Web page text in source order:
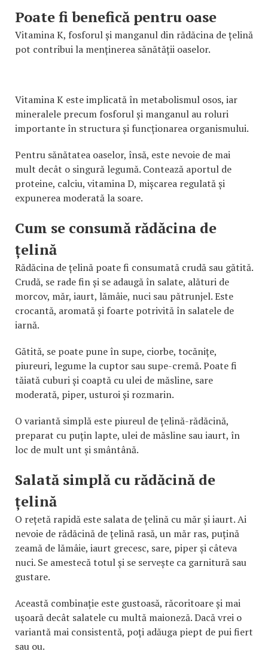
Poate fi benefică pentru oase
Vitamina K, fosforul și manganul din rădăcina de țelină
pot contribui la menținerea sănătății oaselor.
Vitamina K este implicată în metabolismul osos, iar
mineralele precum fosforul și manganul au roluri
importante în structura și funcționarea organismului.
Pentru sănătatea oaselor, însă, este nevoie de mai
mult decât o singură legumă. Contează aportul de
proteine, calciu, vitamina D, mișcarea regulată și
expunerea moderată la soare.
Cum se consumă rădăcina de
țelină
Rădăcina de țelină poate fi consumată crudă sau gătită.
Crudă, se rade fin și se adaugă în salate, alături de
morcov, măr, iaurt, lămâie, nuci sau pătrunjel. Este
crocantă, aromată și foarte potrivită în salatele de
iarnă.
Gătită, se poate pune în supe, ciorbe, tocănițe,
piureuri, legume la cuptor sau supe-cremă. Poate fi
tăiată cuburi și coaptă cu ulei de măsline, sare
moderată, piper, usturoi și rozmarin.
O variantă simplă este piureul de țelină-rădăcină,
preparat cu puțin lapte, ulei de măsline sau iaurt, în
loc de mult unt și smântână.
Salată simplă cu rădăcină de
țelină
O rețetă rapidă este salata de țelină cu măr și iaurt. Ai
nevoie de rădăcină de țelină rasă, un măr ras, puțină
zeamă de lămâie, iaurt grecesc, sare, piper și câteva
nuci. Se amestecă totul și se servește ca garnitură sau
gustare.
Această combinație este gustoasă, răcoritoare și mai
ușoară decât salatele cu multă maioneză. Dacă vrei o
variantă mai consistentă, poți adăuga piept de pui fiert
sau ou.